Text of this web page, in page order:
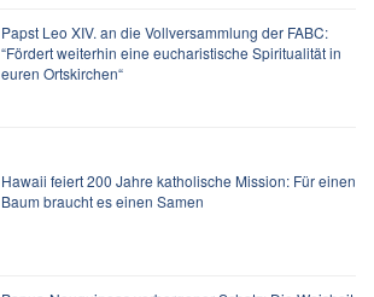
Papst Leo XIV. an die Vollversammlung der FABC:
“Fördert weiterhin eine eucharistische Spiritualität in
euren Ortskirchen“
Hawaii feiert 200 Jahre katholische Mission: Für einen
Baum braucht es einen Samen